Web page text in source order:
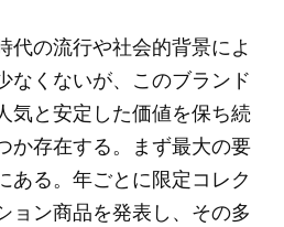
代の流行や社会的背景によ
なくないが、このブランド
気と安定した価値を保ち続
か存在する。まず最大の要
ある。年ごとに限定コレク
ョン商品を発表し、その多